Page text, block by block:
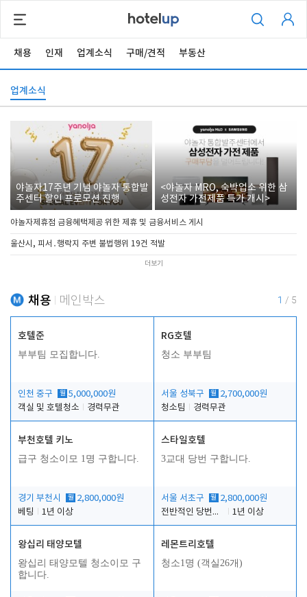
채용 인재 업계소식 구매/견적 부동산
업계소식
야놀자17주년 기념 야놀자 통합발
주센터 할인 프로모션 진행
<야놀자 MRO, 숙박업소 위한 삼
성전자 가전제품 특가 개시>
야놀자제휴점 금융혜택제공 위한 제휴 및 금융서비스 게시
울산시, 피서․행락지 주변 불법행위 19건 적발
더보기
채용 메인박스 1 / 5
호텔준
부부팀 모집합니다.
인천 중구 월 5,000,000원
객실 및 호텔청소
경력무관
RG호텔
청소 부부팀
서울 성북구 월 2,700,000원
청소팀
경력무관
부천호텔 키노
급구 청소이모 1명 구합니다.
경기 부천시 월 2,800,000원
베팅
1년 이상
스타일호텔
3교대 당번 구합니다.
서울 서초구 월 2,800,000원
전반적인 당번업무
1년 이상
왕십리 태양모텔
왕십리 태양모텔 청소이모 구
합니다.
레몬트리호텔
청소1명 (객실26개)